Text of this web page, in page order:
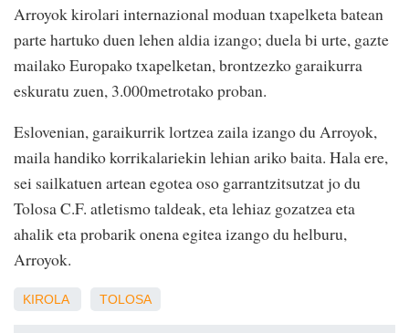
Arroyok kirolari internazional moduan txapelketa batean
parte hartuko duen lehen aldia izango; duela bi urte, gazte
mailako Europako txapelketan, brontzezko garaikurra
eskuratu zuen, 3.000metrotako proban.
Eslovenian, garaikurrik lortzea zaila izango du Arroyok,
maila handiko korrikalariekin lehian ariko baita. Hala ere,
sei sailkatuen artean egotea oso garrantzitsutzat jo du
Tolosa C.F. atletismo taldeak, eta lehiaz gozatzea eta
ahalik eta probarik onena egitea izango du helburu,
Arroyok.
KIROLA TOLOSA